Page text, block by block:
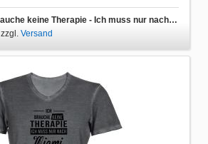
Herren T-Shirt Ich brauche keine Therapie - Ich muss nur nach Miami
zzgl. Versand